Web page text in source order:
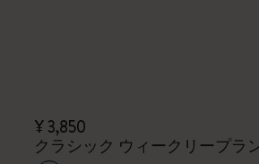
¥ 3,850
クラシック ウィークリープラ